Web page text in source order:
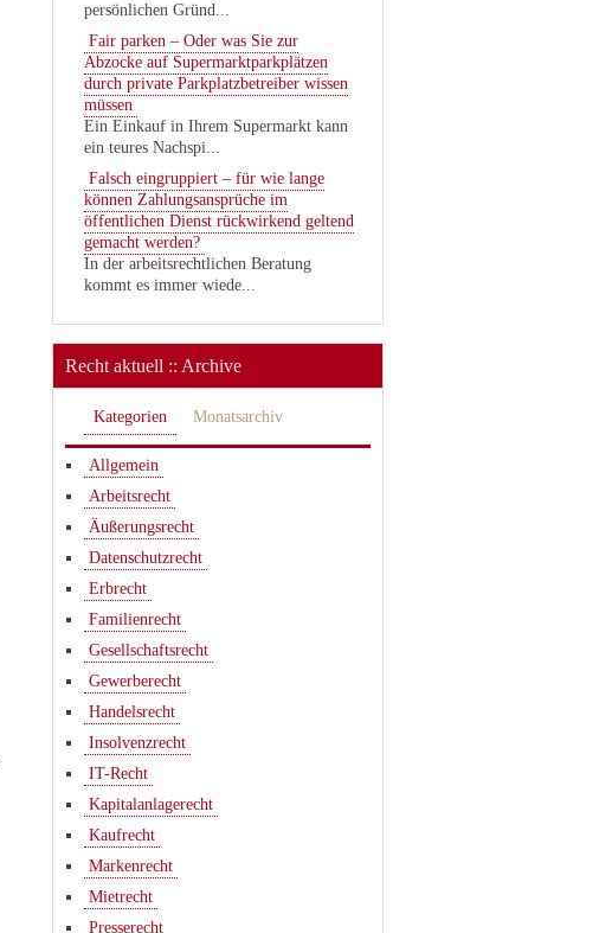
persönlichen Gründ...
Fair parken – Oder was Sie zur
Abzocke auf Supermarktparkplätzen
durch private Parkplatzbetreiber wissen
müssen
Ein Einkauf in Ihrem Supermarkt kann
ein teures Nachspi...
Falsch eingruppiert – für wie lange
können Zahlungsansprüche im
öffentlichen Dienst rückwirkend geltend
gemacht werden?
In der arbeitsrechtlichen Beratung
kommt es immer wiede...
Recht aktuell :: Archive
Kategorien Monatsarchiv
Allgemein
Arbeitsrecht
Äußerungsrecht
Datenschutzrecht
Erbrecht
Familienrecht
Gesellschaftsrecht
Gewerberecht
Handelsrecht
Insolvenzrecht
IT-Recht
Kapitalanlagerecht
Kaufrecht
Markenrecht
Mietrecht
Presserecht